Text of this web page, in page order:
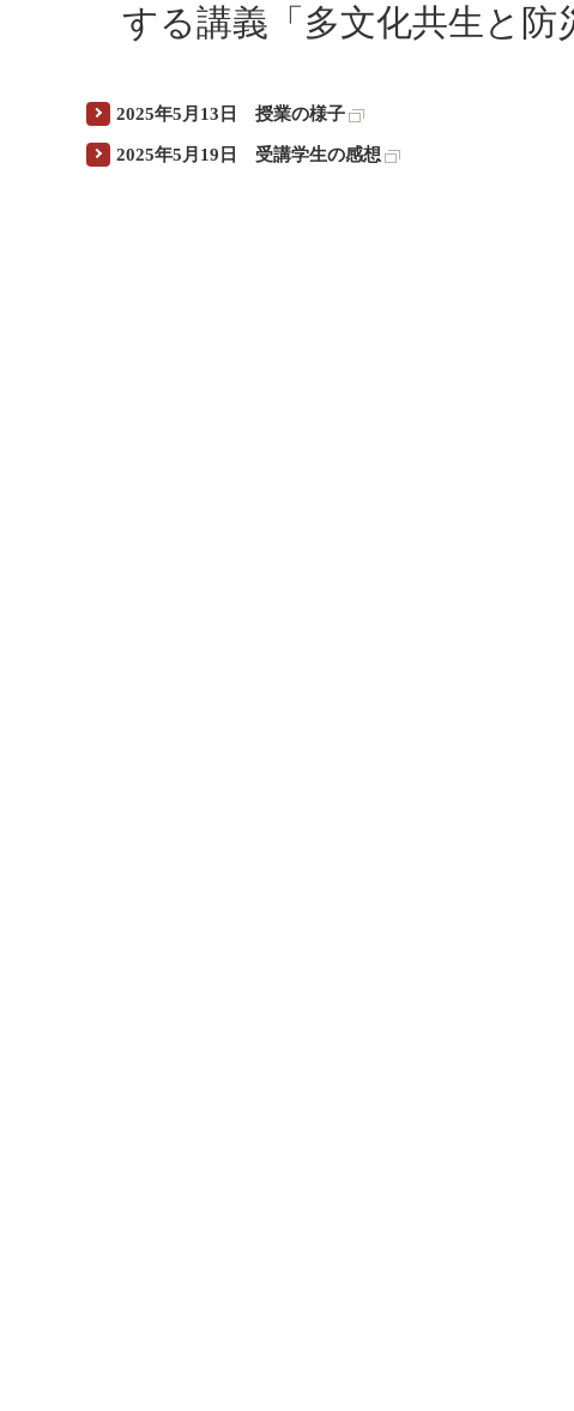
する講義「多文化共生と防
2025年5月13日 授業の様子
2025年5月19日 受講学生の感想